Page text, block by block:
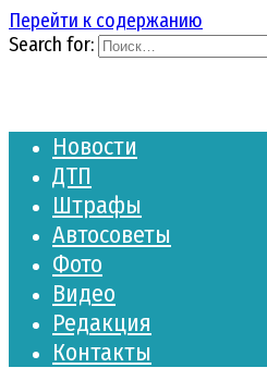
Перейти к содержанию
Search for:
Новости
ДТП
Штрафы
Автосоветы
Фото
Видео
Редакция
Контакты